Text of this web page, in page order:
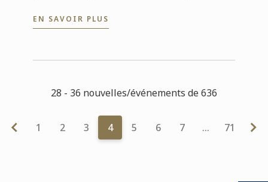
EN SAVOIR PLUS
28 - 36 nouvelles/événements de 636
1 2 3 4 5 6 7 … 71